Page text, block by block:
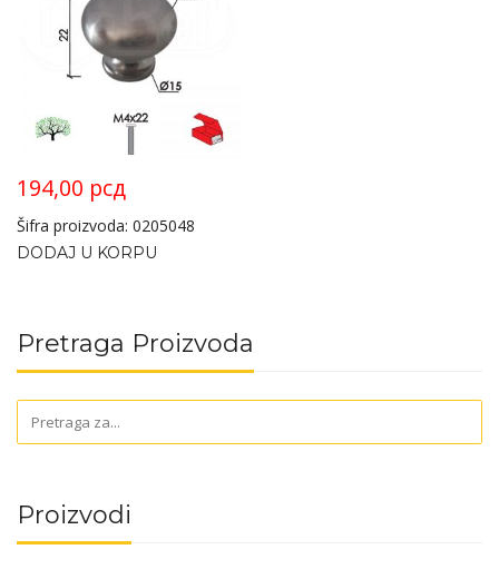
194,00 рсд
Šifra proizvoda: 0205048
DODAJ U KORPU
Pretraga Proizvoda
Proizvodi